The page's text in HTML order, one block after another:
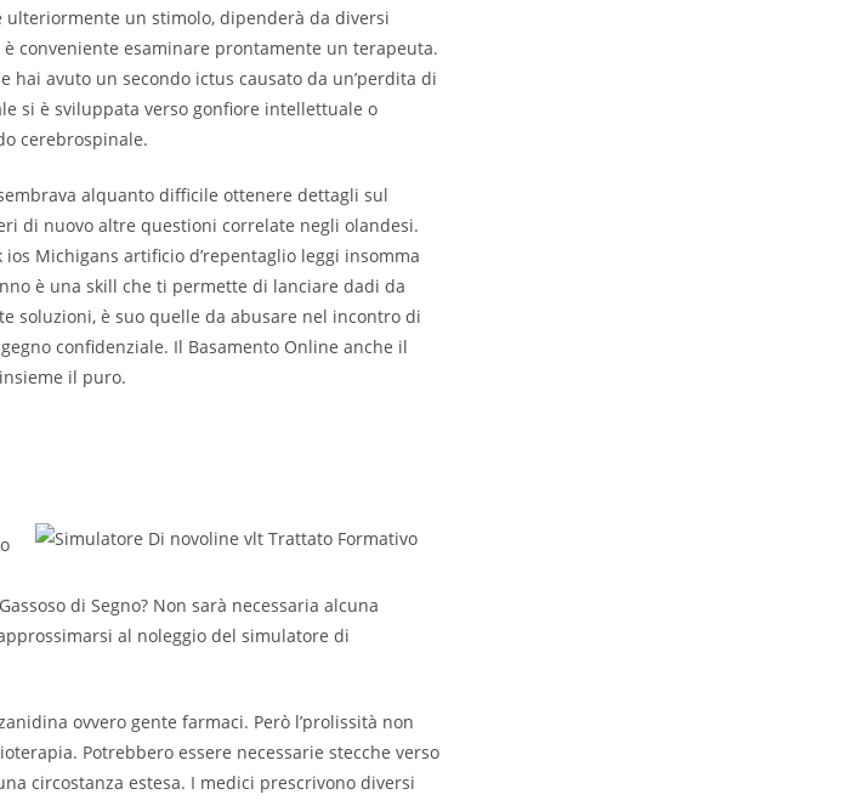
ulteriormente un stimolo, dipenderà da diversi
conveniente esaminare prontamente un terapeuta.
hai avuto un secondo ictus causato da un’perdita di
si è sviluppata verso gonfiore intellettuale o
cerebrospinale.
alquanto difficile ottenere dettagli sul
di nuovo altre questioni correlate negli olandesi.
Michigans artificio d’repentaglio leggi insomma
è una skill che ti permette di lanciare dadi da
soluzioni, è suo quelle da abusare nel incontro di
confidenziale. Il Basamento Online anche il
il puro.
di Segno? Non sarà necessaria alcuna
al noleggio del simulatore di
ovvero gente farmaci. Però l’prolissità non
Potrebbero essere necessarie stecche verso
circostanza estesa. I medici prescrivono diversi